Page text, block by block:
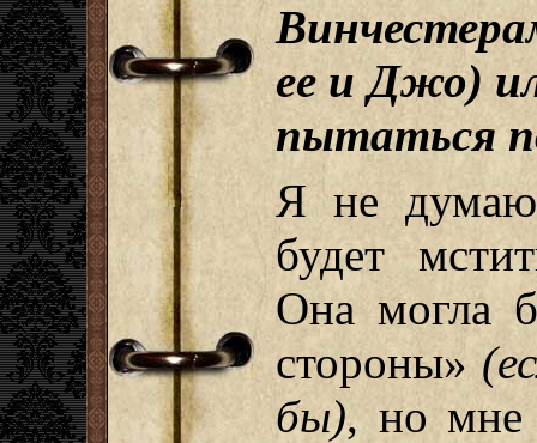
ее и Джо)
пытаться
Я не
будет
Она могла
стороны»
бы), но мне